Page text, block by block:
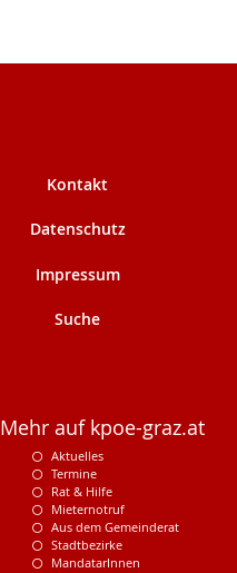
Kontakt
Datenschutz
Impressum
Suche
Mehr auf kpoe-graz.at
Aktuelles
Termine
Rat & Hilfe
Mieternotruf
Aus dem Gemeinderat
Stadtbezirke
MandatarInnen